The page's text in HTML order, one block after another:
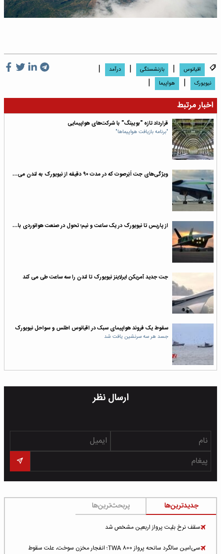
اقیانوس | بازنشستگی | درآمد |
نیویورک | هواپیما
|
اخبار مرتبط
قرارداد تازه "بویینگ" با شرکت‌های هواپیمایی
"برنامه بازیافت هواپیماها"
ویژگی‌های جت اَبَرصوت که در مدت ۹۰ دقیقه از نیویورک به لندن می‌…
از پاریس تا نیویورک در یک ساعت و نیم؛ تحول در صنعت هوانوردی با…
جت جدید آمریکن ایرلاینز نیویورک تا لندن را سه ساعت طی می کند
سقوط یک فروند هواپیمای سبک در اقیانوس اطلس و سواحل نیویورک
جسد هر سه سرنشین یافت شد
ارسال نظر
جدیدترین‌ها پربحث‌ترین‌ها
سقف نرخ بلیت پرواز اربعین مشخص شد
سی‌امین سالگرد سانحه پرواز TWA 800؛ انفجار مخزن سوخت، علت سقوط